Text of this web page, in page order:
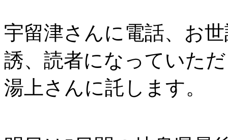
宇留津さんに電話、お
誘、読者になっていた
湯上さんに託します。